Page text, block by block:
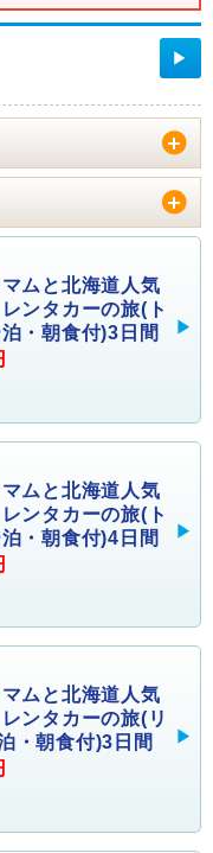
▶
ムと北海道人気
ンタカーの旅(ト
・朝食付)3日間
ムと北海道人気
ンタカーの旅(ト
・朝食付)4日間
ムと北海道人気
ンタカーの旅(リ
・朝食付)3日間